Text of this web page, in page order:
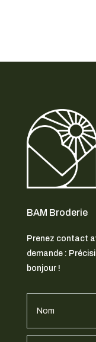
BAM Broderie
Prenez contact
demande :
bonjour !